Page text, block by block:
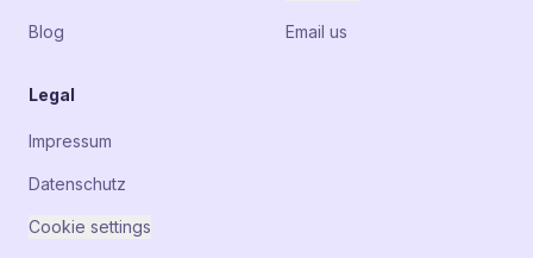
Blog Email us
Legal
Impressum
Datenschutz
Cookie settings